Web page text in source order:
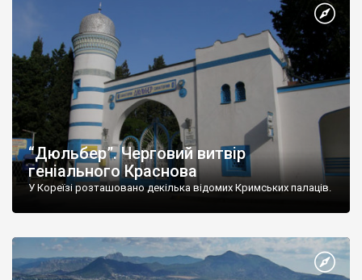
“Дюльбер”. Черговий витвір
геніального Краснова
У Кореїзі розташовано декілька відомих Кримських палаців.